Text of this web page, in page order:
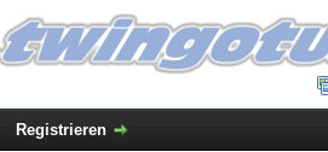
Registrieren